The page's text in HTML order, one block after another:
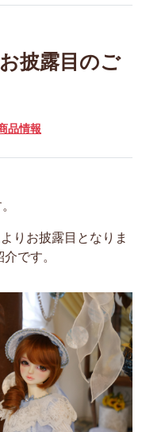
披露目のご
品情報
りお披露目となりま
です。